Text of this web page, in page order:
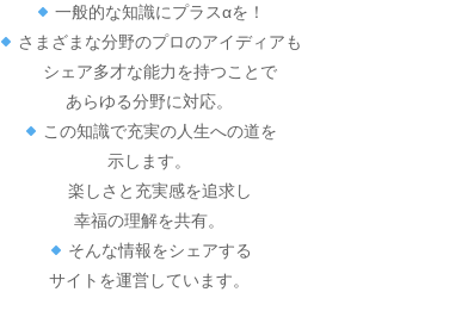
一般的な知識にプラスαを！
さまざまな分野のプロのアイディアも
シェア多才な能力を持つことで
あらゆる分野に対応。
この知識で充実の人生への道を
示します。
楽しさと充実感を追求し
幸福の理解を共有。
そんな情報をシェアする
サイトを運営しています。